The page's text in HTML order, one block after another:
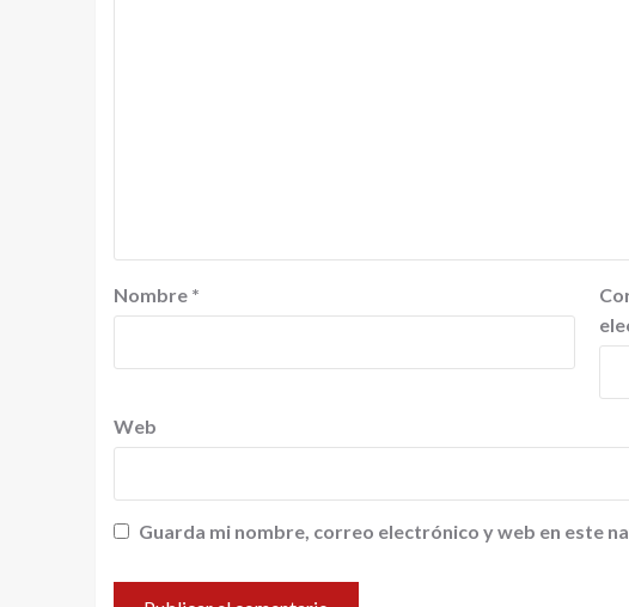
Nombre *
Web
Guarda mi nombre, correo electrónico y web en este